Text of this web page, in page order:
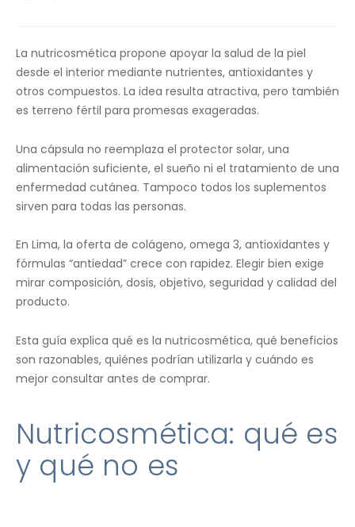
La nutricosmética propone apoyar la salud de la piel
desde el interior mediante nutrientes, antioxidantes y
otros compuestos. La idea resulta atractiva, pero también
es terreno fértil para promesas exageradas.
Una cápsula no reemplaza el protector solar, una
alimentación suficiente, el sueño ni el tratamiento de una
enfermedad cutánea. Tampoco todos los suplementos
sirven para todas las personas.
En Lima, la oferta de colágeno, omega 3, antioxidantes y
fórmulas “antiedad” crece con rapidez. Elegir bien exige
mirar composición, dosis, objetivo, seguridad y calidad del
producto.
Esta guía explica qué es la nutricosmética, qué beneficios
son razonables, quiénes podrían utilizarla y cuándo es
mejor consultar antes de comprar.
Nutricosmética: qué es
y qué no es